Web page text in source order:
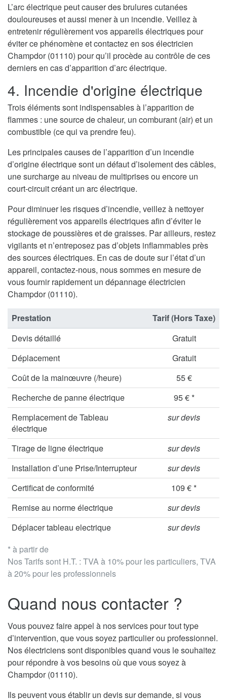
L’arc électrique peut causer des brulures cutanées
douloureuses et aussi mener à un incendie. Veillez à
entretenir régulièrement vos appareils électriques pour
éviter ce phénomène et contactez en sos électricien
Champdor (01110) pour qu’il procède au contrôle de ces
derniers en cas d’apparition d’arc électrique.
4. Incendie d'origine électrique
Trois éléments sont indispensables à l’apparition de
flammes : une source de chaleur, un comburant (air) et un
combustible (ce qui va prendre feu).
Les principales causes de l’apparition d’un incendie
d’origine électrique sont un défaut d’isolement des câbles,
une surcharge au niveau de multiprises ou encore un
court-circuit créant un arc électrique.
Pour diminuer les risques d’incendie, veillez à nettoyer
régulièrement vos appareils électriques afin d’éviter le
stockage de poussières et de graisses. Par ailleurs, restez
vigilants et n’entreposez pas d’objets inflammables près
des sources électriques. En cas de doute sur l’état d’un
appareil, contactez-nous, nous sommes en mesure de
vous fournir rapidement un dépannage électricien
Champdor (01110).
* à partir de
Nos Tarifs sont H.T. : TVA à 10% pour les particuliers, TVA
à 20% pour les professionnels
Prestation
Tarif (Hors Taxe)
Devis détaillé
Gratuit
Déplacement
Gratuit
Coût de la mainœuvre (/heure)
55 €
Recherche de panne électrique
95 € *
Remplacement de Tableau
électrique
sur devis
Tirage de ligne électrique
sur devis
Installation d’une Prise/Interrupteur
sur devis
Certificat de conformité
109 € *
Remise au norme électrique
sur devis
Déplacer tableau electrique
sur devis
Quand nous contacter ?
Vous pouvez faire appel à nos services pour tout type
d’intervention, que vous soyez particulier ou professionnel.
Nos électriciens sont disponibles quand vous le souhaitez
pour répondre à vos besoins où que vous soyez à
Champdor (01110).
Ils peuvent vous établir un devis sur demande, si vous